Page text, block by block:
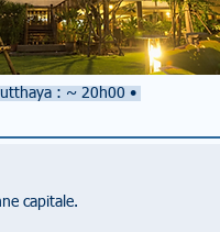
: ~ 20h00 •
capitale.